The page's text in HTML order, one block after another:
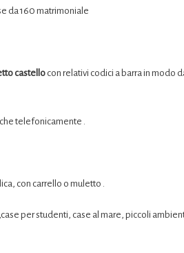
da 160 matrimoniale
castello con relativi codici a barra in modo
telefonicamente .
con carrello o muletto .
per studenti, case al mare, piccoli